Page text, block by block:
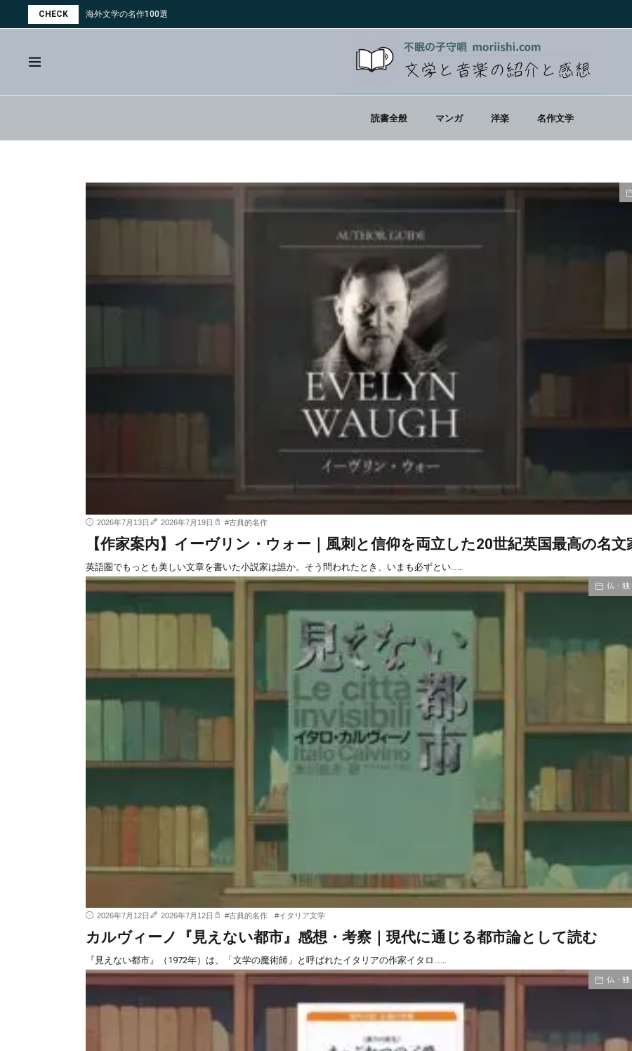
CHECK 海外文学の名作100選
読書全般 マンガ 洋楽 名作文学
2026年7月13日 2026年7月19日 #古典的名作
【作家案内】イーヴリン・ウォー｜風刺と信仰を両立した20世紀英国最高の名文
英語圏でもっとも美しい文章を書いた小説家は誰か。そう問われたとき、いまも必ずとい……
仏・独
2026年7月12日 2026年7月12日 #古典的名作 #イタリア文学
カルヴィーノ『見えない都市』感想・考察｜現代に通じる都市論として読む
『見えない都市』（1972年）は、「文学の魔術師」と呼ばれたイタリアの作家イタロ……
仏・独